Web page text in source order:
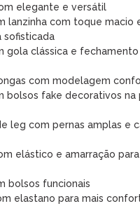
elegante e versátil
lanzinha com toque macio
sofisticada
gola clássica e
com modelagem
bolsos fake decorativos na
leg com pernas amplas e
elástico e amarração
bolsos funcionais
elastano para mais